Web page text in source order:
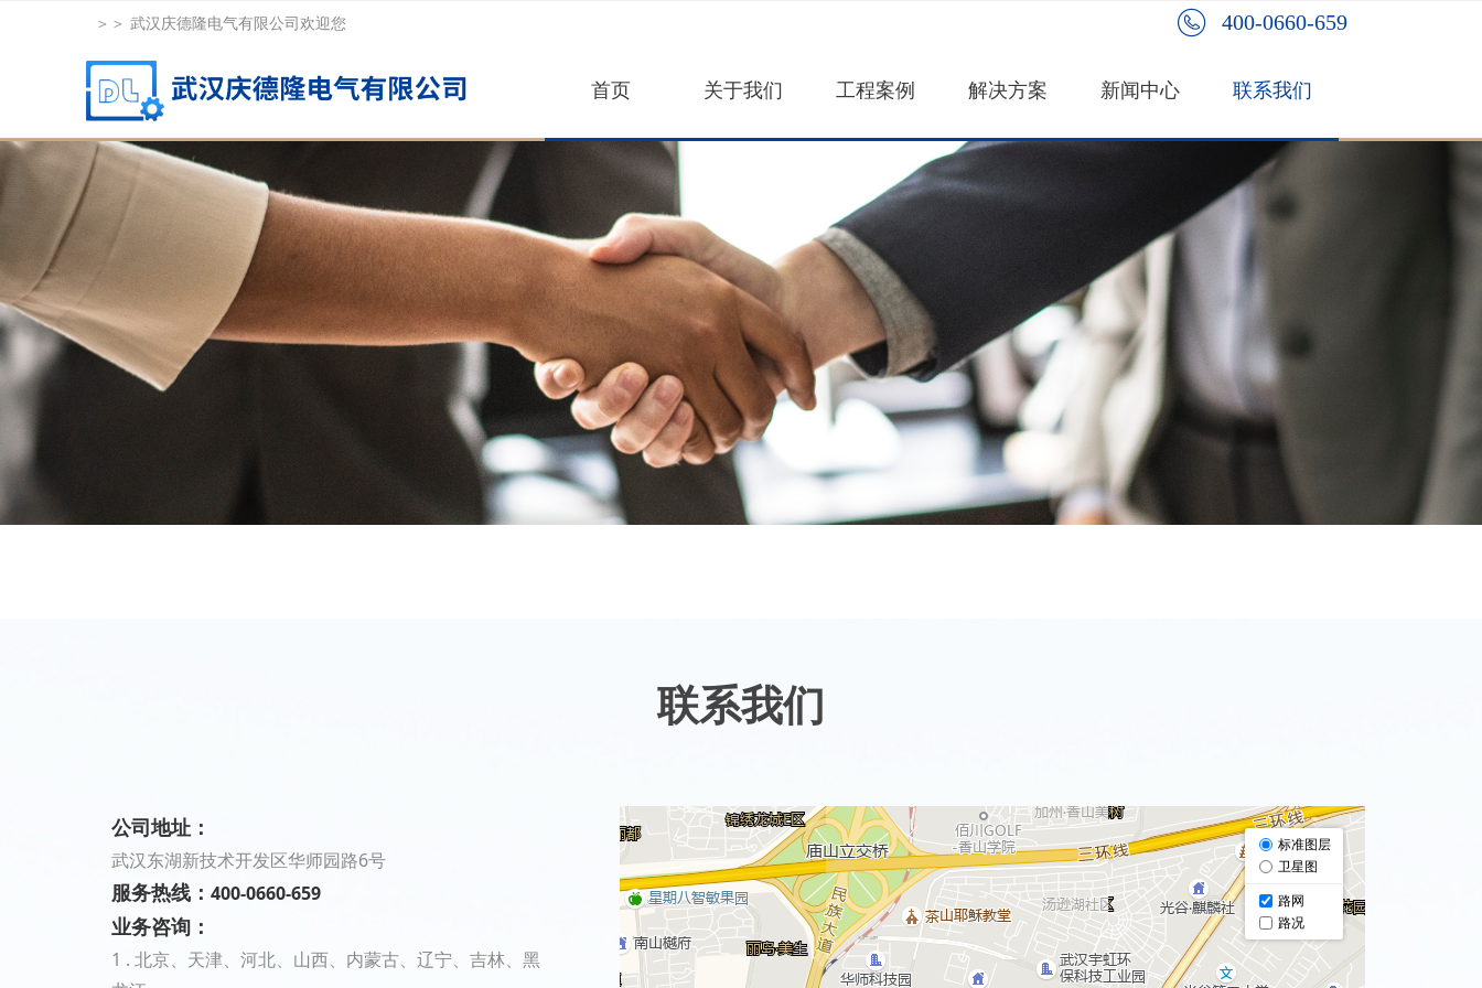
＞＞ 武汉庆德隆电气有限公司欢迎您
首页 关于我们 工程案例 解决方案 新闻中心 联系我们
400-0660-659
联系我们
公司地址：
武汉东湖新技术开发区华师园路6号
服务热线： 400-0660-659
业务咨询：
1 . 北京、天津、河北、山西、内蒙古、辽宁、吉林、黑